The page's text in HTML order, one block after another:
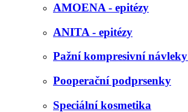
AMOENA - epitézy
ANITA - epitézy
Pažní kompresivní
Pooperační podprsenky
Speciální kosmetika